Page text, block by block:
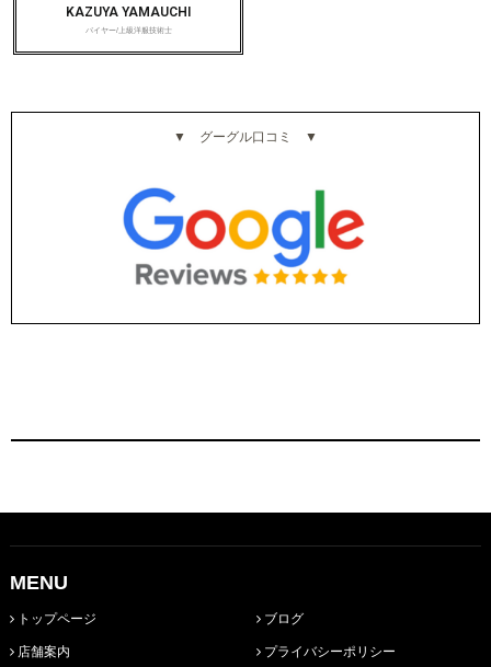
KAZUYA YAMAUCHI
バイヤー/上級洋服技術士
▼ グーグル口コミ ▼
MENU
トップページ
店舗案内
ブログ
プライバシーポリシー